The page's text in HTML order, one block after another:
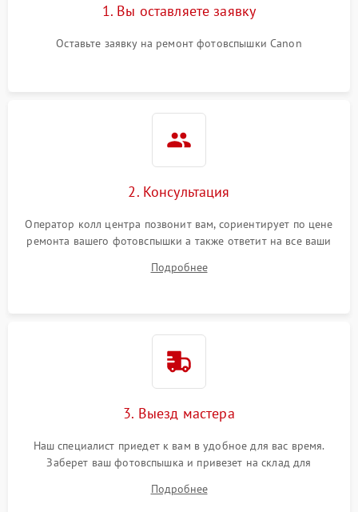
1. Вы оставляете заявку
Оставьте заявку на ремонт фотовспышки Canon
2. Консультация
Оператор колл центра позвонит вам, сориентирует по цене
ремонта вашего фотовспышки а также ответит на все ваши
Подробнее
3. Выезд мастера
Наш специалист приедет к вам в удобное для вас время.
Заберет ваш фотовспышка и привезет на склад для
Подробнее